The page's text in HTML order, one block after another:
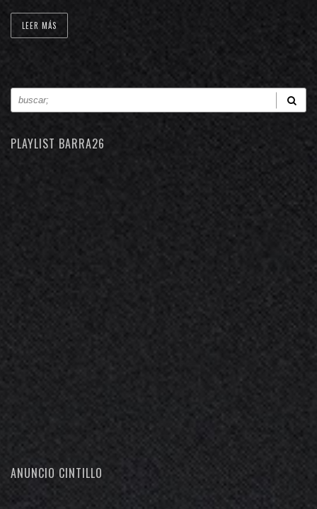
LEER MÁS
PLAYLIST BARRA26
ANUNCIO CINTILLO